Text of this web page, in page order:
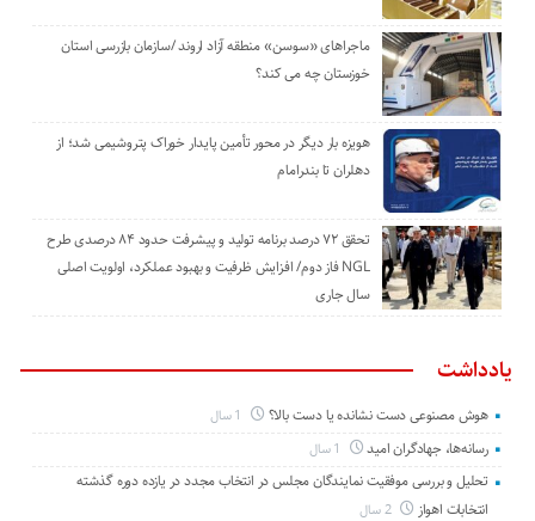
ماجراهای «سوسن» منطقه آزاد اروند /سازمان بازرسی استان
خوزستان چه می کند؟
هویزه بار دیگر در محور تأمین پایدار خوراک پتروشیمی شد؛ از
دهلران تا بندرامام
تحقق ۷۲ درصد برنامه تولید و پیشرفت حدود ۸۴ درصدی طرح
NGL فاز دوم/ افزایش ظرفیت و بهبود عملکرد، اولویت اصلی
سال جاری
یادداشت
هوش مصنوعی دست نشانده یا دست بالا؟
رسانه‌ها، جهادگران امید
تحلیل و بررسی موفقیت نمایندگان مجلس در انتخاب مجدد در یازده دوره گذشته
انتخابات اهواز
2 سال